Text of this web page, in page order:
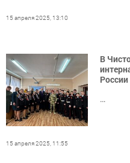
15 апреля 2025, 13:10
В
…
15 апреля 2025, 11:55